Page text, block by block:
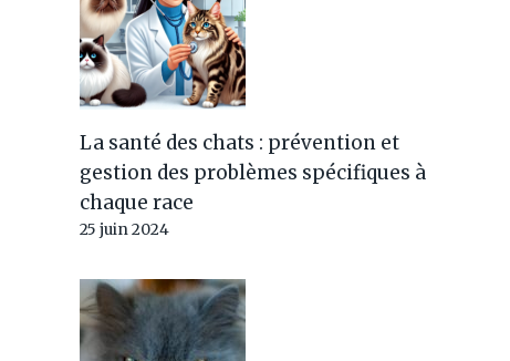
La santé des chats : prévention et
gestion des problèmes spécifiques à
chaque race
25 juin 2024